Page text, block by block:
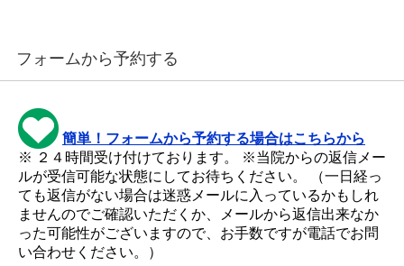
フォームから予約する
簡単！フォームから予約する場合はこちらから
※ ２４時間受け付けております。 ※当院からの返信メー
ルが受信可能な状態にしてお待ちください。 （一日経っ
ても返信がない場合は迷惑メールに入っているかもしれ
ませんのでご確認いただくか、メールから返信出来なか
った可能性がございますので、お手数ですが電話でお問
い合わせください。）